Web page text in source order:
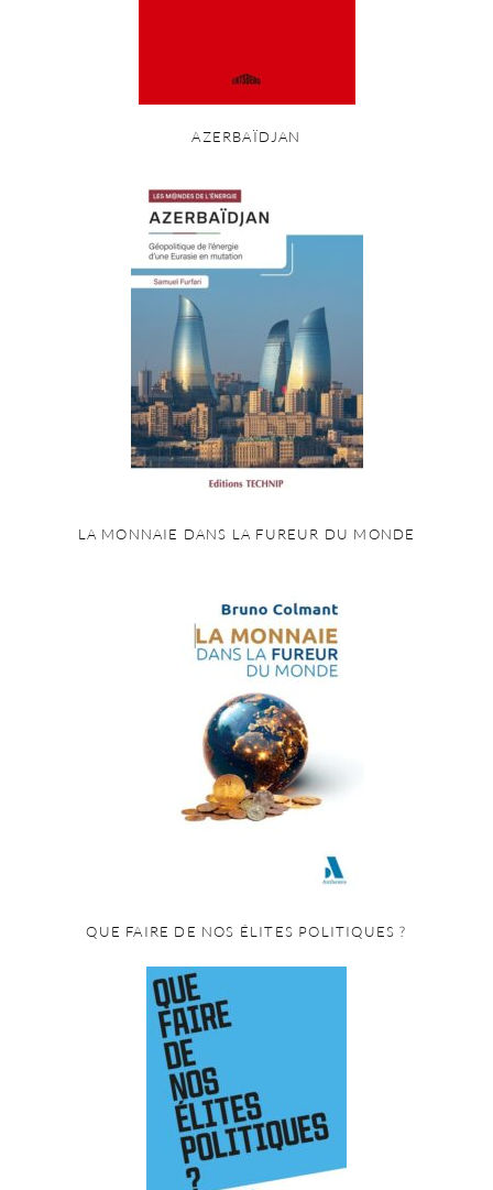
AZERBAÏDJAN
LA MONNAIE DANS LA FUREUR DU MONDE
QUE FAIRE DE NOS ÉLITES POLITIQUES ?